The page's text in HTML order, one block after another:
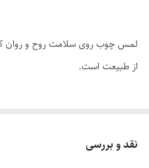
لمس چوب روی سلامت روح و روان
از طبیعت است.
در مقابل اسباب بازی های چوبی،
نقد و بررسی